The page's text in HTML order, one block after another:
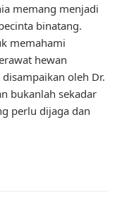
memang menjadi
binatang.
memahami
hewan
oleh Dr.
bukanlah sekadar
perlu dijaga dan